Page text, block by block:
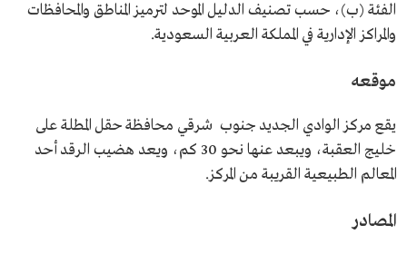
الفئة (ب)، حسب تصنيف الدليل الموحد لترميز المناطق والمحافظات
والمراكز الإدارية في المملكة العربية السعودية.
موقعه
يقع مركز الوادي الجديد جنوب شرقي محافظة حقل المطلة على
خليج العقبة، ويبعد عنها نحو 30 كم، ويعد هضيب الرقد أحد
المعالم الطبيعية القريبة من المركز.
المصادر